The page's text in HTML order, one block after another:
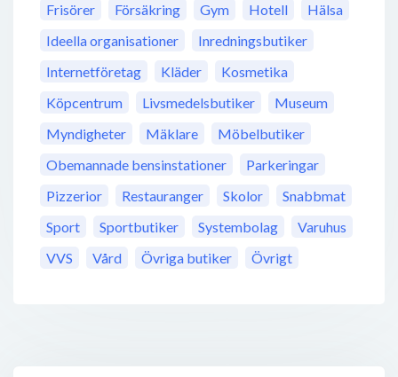
Frisörer
Försäkring Gym Hotell
Hälsa
Ideella organisationer
Inredningsbutiker
Internetföretag
Kläder
Kosmetika
Köpcentrum
Livsmedelsbutiker
Museum
Myndigheter
Mäklare
Möbelbutiker
Obemannade bensinstationer
Parkeringar
Pizzerior
Restauranger Skolor
Snabbmat
Sport
Sportbutiker Systembolag
Varuhus
VVS
Vård Övriga butiker Övrigt